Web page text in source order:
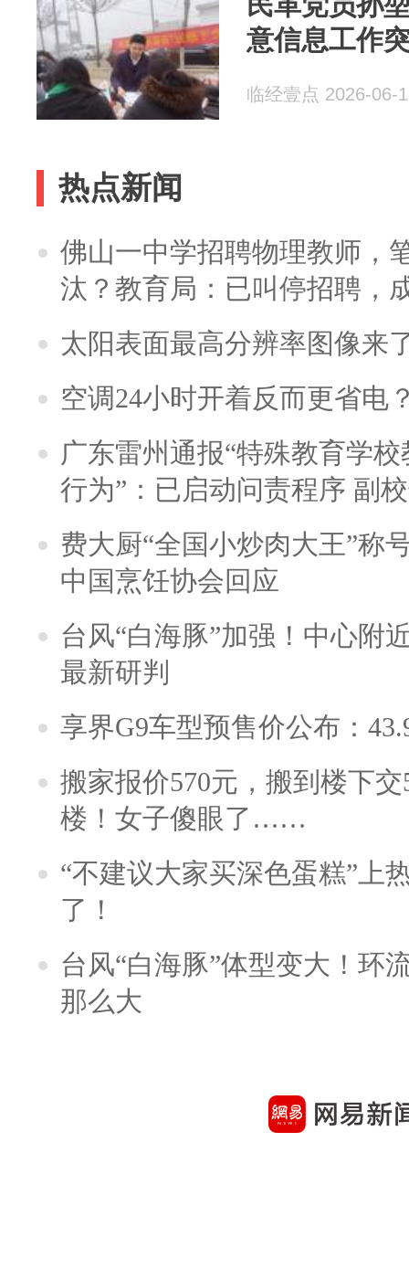
意信息工作
临经壹点 2026-06-
热点新闻
佛山一中学招聘物理教师，
汰？教育局：已叫停招聘，
太阳表面最高分辨率图像来
空调24小时开着反而更省电
广东雷州通报“特殊教育学
行为”：已启动问责程序 副
费大厨“全国小炒肉大王”称
中国烹饪协会回应
台风“白海豚”加强！中心附
最新研判
享界G9车型预售价公布：
搬家报价570元，搬到楼下
楼！女子傻眼了……
“不建议大家买深色蛋糕”上
了！
台风“白海豚”体型变大！环
那么大